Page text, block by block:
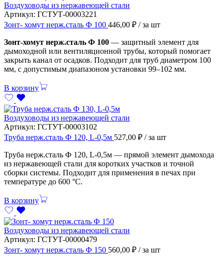
Воздуховоды из нержавеющей стали
Артикул: ГСТУТ-00003221
Зонт- хомут нерж.сталь Ф 100 446,00 ₽ / за шт
Зонт-хомут нерж.сталь Ф 100 — защитный элемент для
дымоходной или вентиляционной трубы, который помогает
закрыть канал от осадков. Подходит для труб диаметром 100
мм, с допустимым диапазоном установки 99–102 мм.
В корзину
Воздуховоды из нержавеющей стали
Артикул: ГСТУТ-00003102
Труба нерж.сталь Ф 120, L-0,5м 527,00 ₽ / за шт
Труба нерж.сталь Ф 120, L-0,5м — прямой элемент дымохода
из нержавеющей стали для коротких участков и точной
сборки системы. Подходит для применения в печах при
температуре до 600 °C.
В корзину
Воздуховоды из нержавеющей стали
Артикул: ГСТУТ-00000479
Зонт- хомут нерж.сталь Ф 150 560,00 ₽ / за шт